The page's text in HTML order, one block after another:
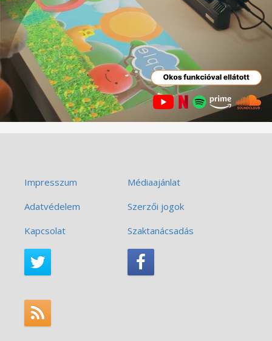
Impresszum
Médiaajánlat
Adatvédelem
Szerzői jogok
Kapcsolat
Szaktanácsadás